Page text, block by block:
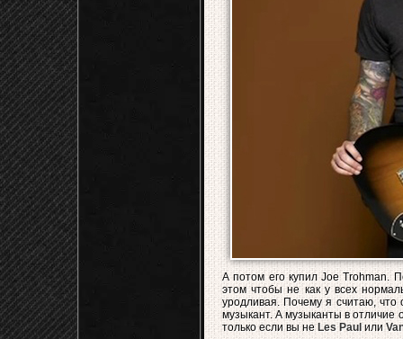
А потом его купил Joe Trohman.
этом чтобы не как у всех
уродливая. Почему я считаю,
музыкант. А музыканты в отличие
только если вы не Les Paul или